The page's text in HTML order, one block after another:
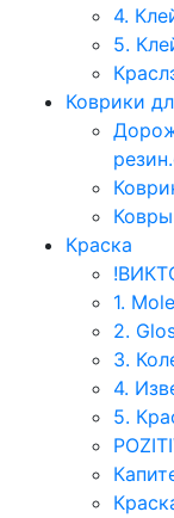
4.
5.
Коврики
Краска
1.
2.
3.
4.
5.